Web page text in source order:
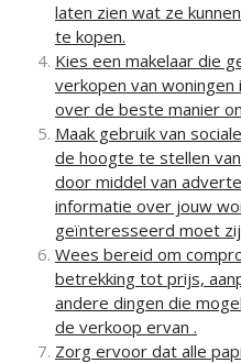
laten zien wat ze
te kopen.
Kies een makelaar die
verkopen van
over de beste manier
Maak gebruik van
de hoogte te stellen
door middel van
informatie over jouw
geïnteresseerd moet
Wees bereid om
betrekking tot prijs,
andere dingen die
de verkoop ervan .
Zorg ervoor dat alle